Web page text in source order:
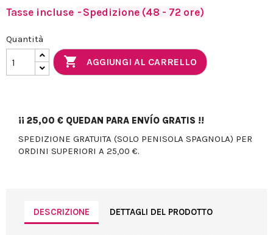
Tasse incluse Spedizione (48 - 72 ore)
Quantità
 AGGIUNGI AL CARRELLO
¡¡ 25,00 € QUEDAN PARA ENVÍO GRATIS !!
SPEDIZIONE GRATUITA (SOLO PENISOLA SPAGNOLA) PER
ORDINI SUPERIORI A 25,00 €.
DESCRIZIONE DETTAGLI DEL PRODOTTO